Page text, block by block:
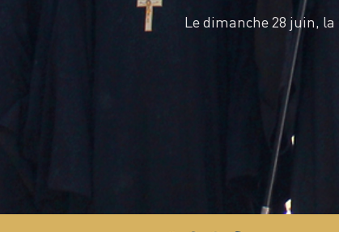
Le dimanche 28 juin,